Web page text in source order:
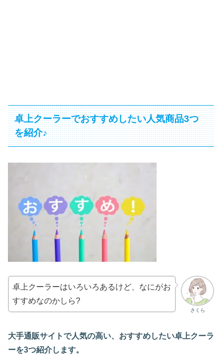
卓上クーラーでおすすめしたい人気商品3つ
を紹介♪
さくら
卓上クーラーはいろいろあるけど、なにがお
すすめなのかしら?
大手通販サイトで人気の高い、おすすめしたい卓上クーラ
ーを3つ紹介します。